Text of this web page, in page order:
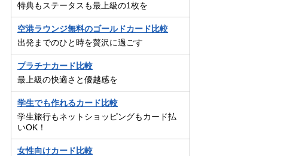
特典もステータスも最上級の1枚を
空港ラウンジ無料のゴールドカード比較
出発までのひと時を贅沢に過ごす
プラチナカード比較
最上級の快適さと優越感を
学生でも作れるカード比較
学生旅行もネットショッピングもカード払
いOK！
女性向けカード比較